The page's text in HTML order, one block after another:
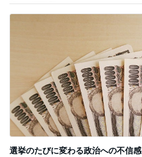
選挙のたびに変わる政治への不信感